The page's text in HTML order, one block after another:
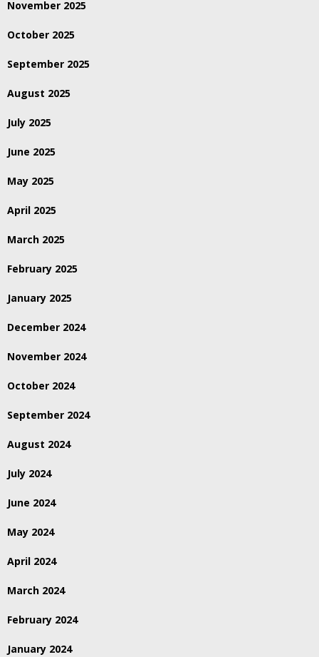
November 2025
October 2025
September 2025
August 2025
July 2025
June 2025
May 2025
April 2025
March 2025
February 2025
January 2025
December 2024
November 2024
October 2024
September 2024
August 2024
July 2024
June 2024
May 2024
April 2024
March 2024
February 2024
January 2024